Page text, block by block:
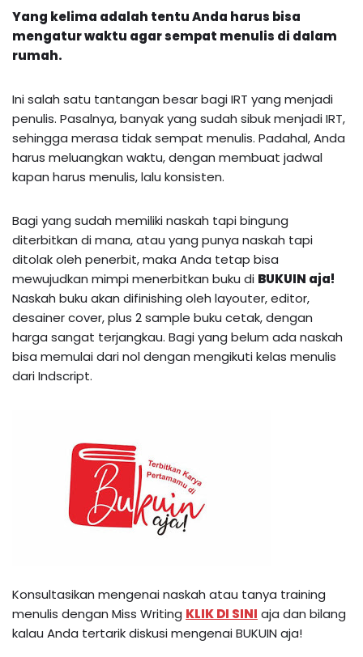
Yang kelima adalah tentu Anda harus bisa
mengatur waktu agar sempat menulis di dalam
rumah.
Ini salah satu tantangan besar bagi IRT yang menjadi
penulis. Pasalnya, banyak yang sudah sibuk menjadi IRT,
sehingga merasa tidak sempat menulis. Padahal, Anda
harus meluangkan waktu, dengan membuat jadwal
kapan harus menulis, lalu konsisten.
Bagi yang sudah memiliki naskah tapi bingung
diterbitkan di mana, atau yang punya naskah tapi
ditolak oleh penerbit, maka Anda tetap bisa
mewujudkan mimpi menerbitkan buku di BUKUIN aja!
Naskah buku akan difinishing oleh layouter, editor,
desainer cover, plus 2 sample buku cetak, dengan
harga sangat terjangkau. Bagi yang belum ada naskah
bisa memulai dari nol dengan mengikuti kelas menulis
dari Indscript.
Konsultasikan mengenai naskah atau tanya training
menulis dengan Miss Writing KLIK DI SINI aja dan bilang
kalau Anda tertarik diskusi mengenai BUKUIN aja!